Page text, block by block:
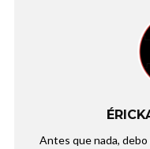
Antes que nada,